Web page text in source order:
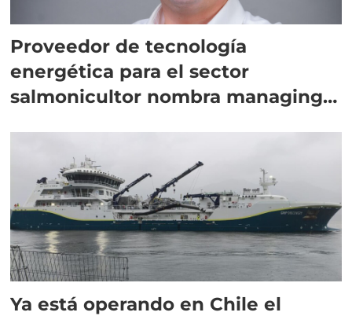
Proveedor de tecnología
energética para el sector
salmonicultor nombra managing
Ya está operando en Chile el